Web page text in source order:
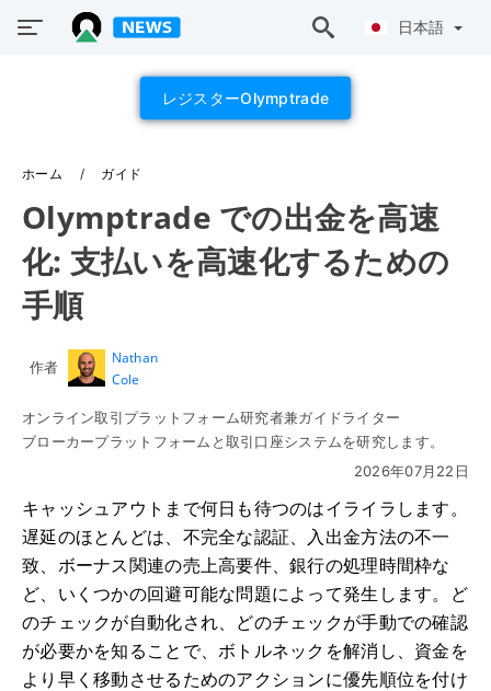
日本語
レジスターOlymptrade
ホーム ガイド
Olymptrade での出金を高速
化: 支払いを高速化するための
手順
作者
Nathan
Cole
オンライン取引プラットフォーム研究者兼ガイドライター
ブローカープラットフォームと取引口座システムを研究します。
2026年07月22日
キャッシュアウトまで何日も待つのはイライラします。
遅延のほとんどは、不完全な認証、入出金方法の不一
致、ボーナス関連の売上高要件、銀行の処理時間枠な
ど、いくつかの回避可能な問題によって発生します。ど
のチェックが自動化され、どのチェックが手動での確認
が必要かを知ることで、ボトルネックを解消し、資金を
より早く移動させるためのアクションに優先順位を付け